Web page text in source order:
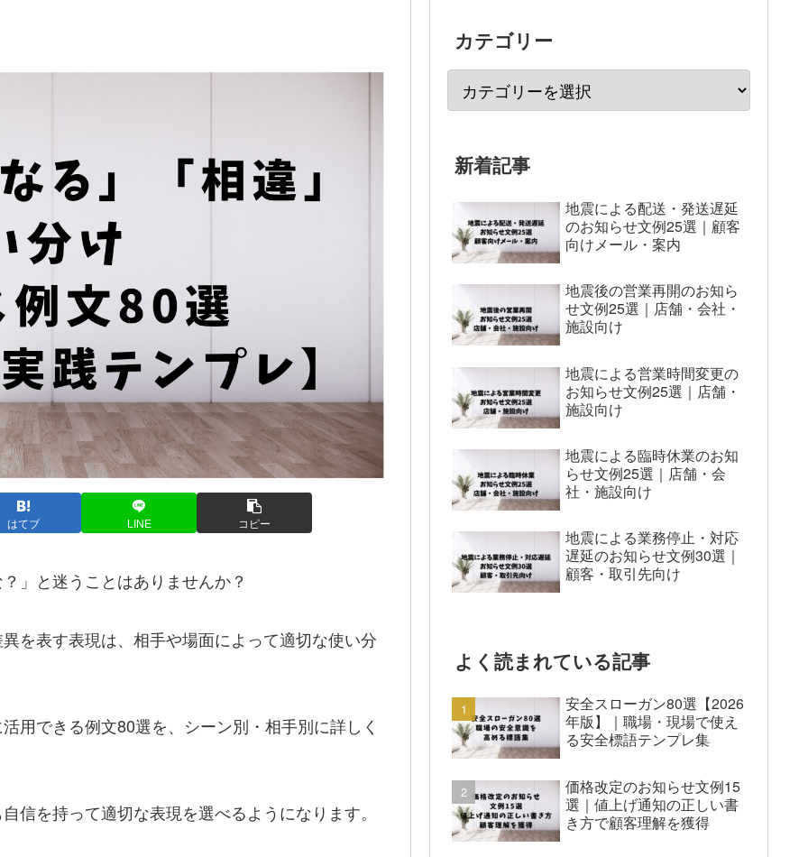
はてブ LINE コピー
」と迷うことはありませんか？
を表す表現は、相手や場面によって適切な使い分
用できる例文80選を、シーン別・相手別に詳しく
信を持って適切な表現を選べるようになります。
カテゴリー
新着記事
地震による配送・発送遅延
のお知らせ文例25選｜顧客
向けメール・案内
地震後の営業再開のお知ら
せ文例25選｜店舗・会社・
施設向け
地震による営業時間変更の
お知らせ文例25選｜店舗・
施設向け
地震による臨時休業のお知
らせ文例25選｜店舗・会
社・施設向け
地震による業務停止・対応
遅延のお知らせ文例30選｜
顧客・取引先向け
よく読まれている記事
安全スローガン80選【2026
年版】｜職場・現場で使え
る安全標語テンプレ集
価格改定のお知らせ文例15
選｜値上げ通知の正しい書
き方で顧客理解を獲得